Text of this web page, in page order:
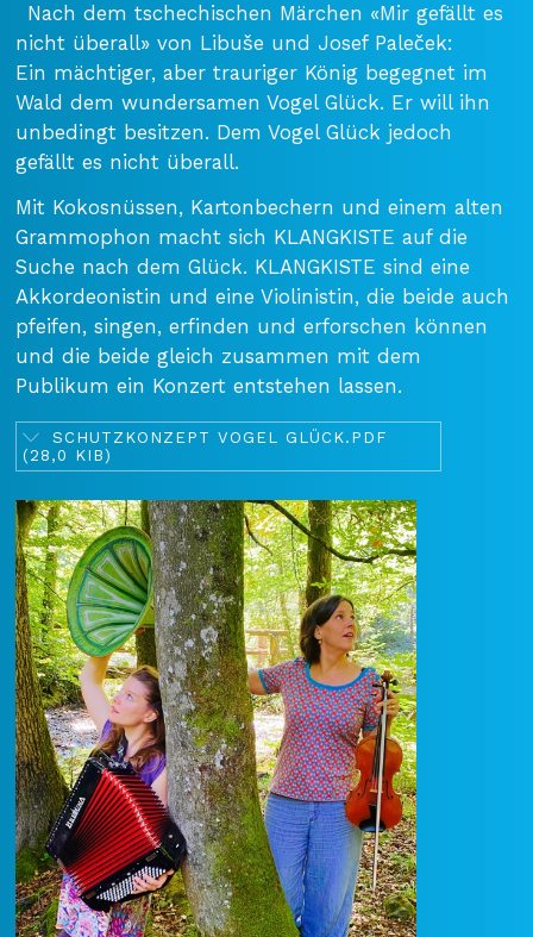
Nach dem tschechischen Märchen «Mir gefällt es
nicht überall» von Libuše und Josef Paleček:
Ein mächtiger, aber trauriger König begegnet im
Wald dem wundersamen Vogel Glück. Er will ihn
unbedingt besitzen. Dem Vogel Glück jedoch
gefällt es nicht überall.
Mit Kokosnüssen, Kartonbechern und einem alten
Grammophon macht sich KLANGKISTE auf die
Suche nach dem Glück. KLANGKISTE sind eine
Akkordeonistin und eine Violinistin, die beide auch
pfeifen, singen, erfinden und erforschen können
und die beide gleich zusammen mit dem
Publikum ein Konzert entstehen lassen.
SCHUTZKONZEPT VOGEL GLÜCK.PDF
(28,0 KIB)